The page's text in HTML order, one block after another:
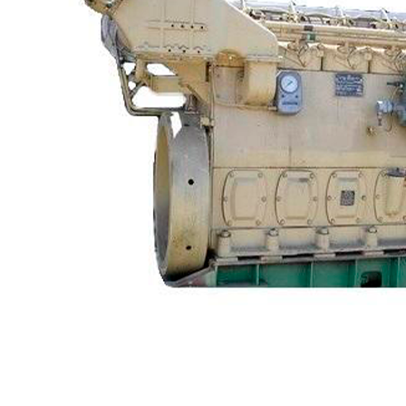
FTS-omsk@mail.ru
Судовая электрика и автоматика
Автоматические выключатели
Корректоры напряжения / Реле-регуляторы /
Реле зарядки РЛ-Н-1М (РЛ-2М)
Тахоментры
Преобразователи первичные
(тахогенераторы)
Трансформаторы
Щитовые приборы
Ампервольтметры / Вольтамперметры
Амперметры
Ваттметры
Вольтметры
Другие измерительные приборы
Мегаомметры
Омметры
Фазометры
Частотомеры